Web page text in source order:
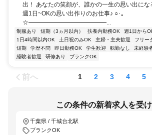
出！ あなたの笑顔が、誰かの一生の思い出に
週1日~OKの思い出作りのお仕事♪ ○･｡
☆―――――――――――――...
制服あり 短期（3ヵ月以内） 扶養内勤務OK 週1日から
1日4時間以内OK
土日祝のみOK 主婦・主夫歓迎 フリー
短期
学歴不問 即日勤務OK 学生歓迎 転勤なし 未経験
経験者歓迎
研修あり ブランクOK
前へ 1 2 3 4 5
この条件の新着求人を受
千葉県 / 千城台北駅
ブランクOK